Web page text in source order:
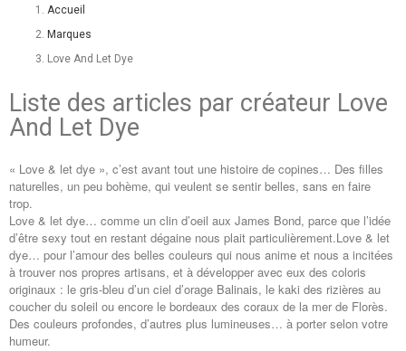
Accueil
Marques
Love And Let Dye
Liste des articles par créateur Love
And Let Dye
« Love & let dye », c’est avant tout une histoire de copines… Des filles
naturelles, un peu bohème, qui veulent se sentir belles, sans en faire
trop.
Love & let dye… comme un clin d’oeil aux James Bond, parce que l’idée
d’être sexy tout en restant dégaine nous plait particulièrement.Love & let
dye… pour l’amour des belles couleurs qui nous anime et nous a incitées
à trouver nos propres artisans, et à développer avec eux des coloris
originaux : le gris-bleu d’un ciel d’orage Balinais, le kaki des rizières au
coucher du soleil ou encore le bordeaux des coraux de la mer de Florès.
Des couleurs profondes, d’autres plus lumineuses… à porter selon votre
humeur.